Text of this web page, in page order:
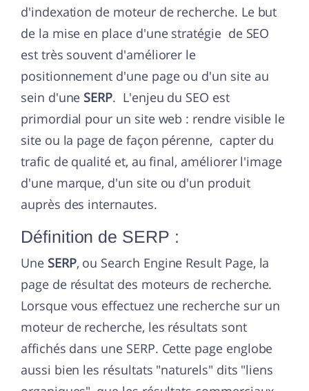
d'indexation de moteur de recherche. Le but
de la mise en place d'une stratégie de SEO
est très souvent d'améliorer le
positionnement d'une page ou d'un site au
sein d'une SERP. L'enjeu du SEO est
primordial pour un site web : rendre visible le
site ou la page de façon pérenne, capter du
trafic de qualité et, au final, améliorer l'image
d'une marque, d'un site ou d'un produit
auprès des internautes.
Définition de SERP :
Une SERP, ou Search Engine Result Page, la
page de résultat des moteurs de recherche.
Lorsque vous effectuez une recherche sur un
moteur de recherche, les résultats sont
affichés dans une SERP. Cette page englobe
aussi bien les résultats "naturels" dits "liens